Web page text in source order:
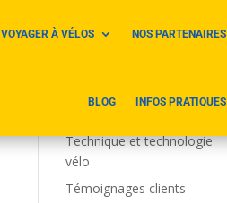
VOYAGER À VÉLOS NOS PARTENAIRES
BLOG INFOS PRATIQUES
Technique et technologie
vélo
Témoignages clients